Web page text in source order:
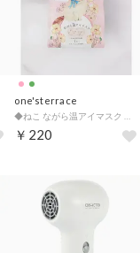
one'sterrace
￥220